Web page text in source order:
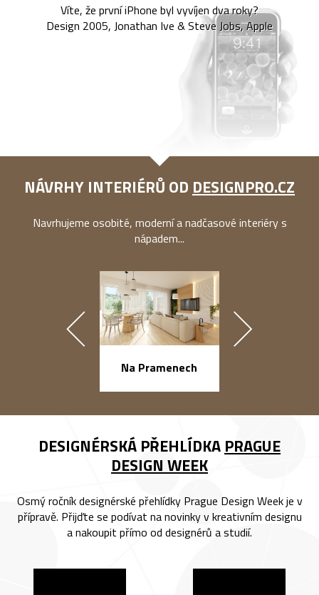
Víte, že první iPhone byl vyvíjen dva roky?
Design 2005, Jonathan Ive & Steve Jobs, Apple
NÁVRHY INTERIÉRŮ OD DESIGNPRO.CZ
Navrhujeme osobité, moderní a nadčasové interiéry s
nápadem...
Na Pramenech
DESIGNÉRSKÁ PŘEHLÍDKA PRAGUE
DESIGN WEEK
Osmý ročník designérské přehlídky Prague Design Week je v
přípravě. Přijďte se podívat na novinky v kreativním designu
a nakoupit přímo od designérů a studií.